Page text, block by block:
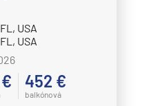
USA
USA
452 €
balkónová